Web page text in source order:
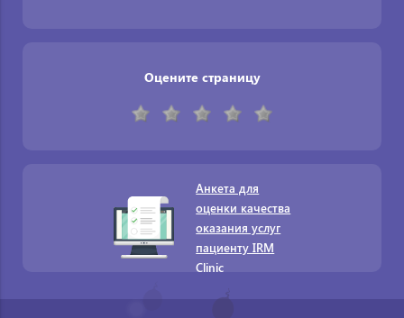
Оцените страницу
Анкета для
оценки качества
оказания услуг
пациенту IRM
Clinic